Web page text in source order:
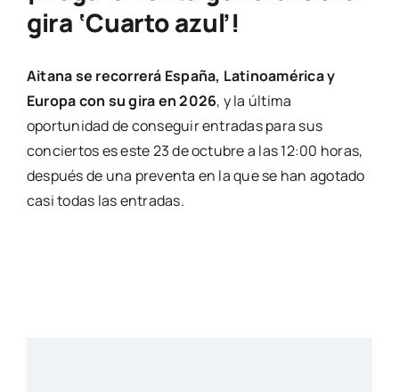
gira ‘Cuarto azul’!
Aitana se recorrerá España, Latinoamérica y
Europa con su gira en 2026, y la última
oportunidad de conseguir entradas para sus
conciertos es este 23 de octubre a las 12:00 horas,
después de una preventa en la que se han agotado
casi todas las entradas.